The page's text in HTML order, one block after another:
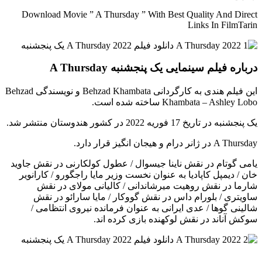
Download Movie ” A Thursday ” With Best Quality And Direct
Links In FilmTarin
درباره فیلم سینمایی یک پنجشنبه A Thursday
این فیلم هندی به کارگردانی Behzad Khambata و نویسندگی Behzad
Khambata – Ashley Lobo ساخته شده است.
یک پنجشنبه در تاریخ 17 فوریه 2022 در کشور هندوستان منتشر شد.
A Thursday در ژانر درام و هیجان انگیز قرار دارد.
یامی گوتام در نقش ناینا جیسوال / عطول کولکارنی در نقش جاوید
خان / دیمپل کاپادیا به عنوان نخست وزیر مایا راجگورو / کارانویر
شارما در نقش روهیت میرشاندانی / کالیانی مولای در نقش
ساویتری / بلورام داس در نقش گووکار / مایا سارائو در نقش
شالینی گوها / عدی ایرانی به عنوان فرمانده نیروی انتظامی /
سوکش آناند در نقش لوکهنده بازی کرده اند.